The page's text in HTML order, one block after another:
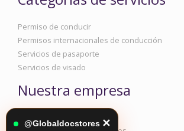
Permiso de conducir
Permisos internacionales de conducción
Servicios de pasaporte
Servicios de visado
Nuestra empresa
@Globaldocstores ✕